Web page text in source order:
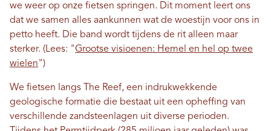
we weer op onze fietsen springen. Dit moment leert ons
dat we samen alles aankunnen wat de woestijn voor ons in
petto heeft. Die band wordt tijdens de rit alleen maar
sterker. (Lees: "Grootse visioenen: Hemel en hel op twee
wielen")
We fietsen langs The Reef, een indrukwekkende
geologische formatie die bestaat uit een opheffing van
verschillende zandsteenlagen uit diverse perioden.